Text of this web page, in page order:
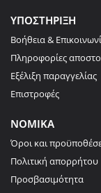
ΥΠΟΣΤΗΡΙΞΗ
Βοήθεια &
Πληροφορίες
Εξέλιξη παραγγελίας
Επιστροφές
ΝΟΜΙΚΑ
Όροι και
Πολιτική απορρήτου
Προσβασιμότητα